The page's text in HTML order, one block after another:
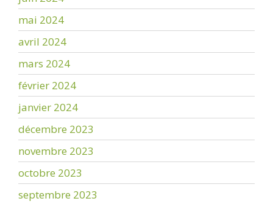
mai 2024
avril 2024
mars 2024
février 2024
janvier 2024
décembre 2023
novembre 2023
octobre 2023
septembre 2023